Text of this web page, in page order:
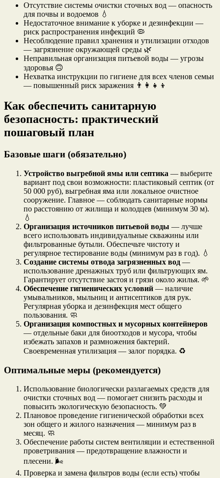
Отсутствие системы очистки сточных вод — опасность
для почвы и водоемов 💧
Недостаточное внимание к уборке и дезинфекции —
риск распространения инфекций 🦠
Несоблюдение правил хранения и утилизации отходов
— загрязнение окружающей среды 🌿
Неправильная организация питьевой воды — угрозы
здоровья 🙃
Нехватка инструкции по гигиене для всех членов семьи
— повышенный риск заражения 👨‍👩‍👧‍👦
Как обеспечить санитарную
безопасность: практический
пошаговый план
Базовые шаги (обязательно)
Устройство выгребной ямы или септика — выберите
вариант под свои возможности: пластиковый септик (от
50 000 руб), выгребная яма или локальное очистное
сооружение. Главное — соблюдать санитарные нормы
по расстоянию от жилища и колодцев (минимум 30 м).
💧
Организация источников питьевой воды — лучше
всего использовать индивидуальные скважины или
фильтрованные бутыли. Обеспечьте чистоту и
регулярное тестирование воды (минимум раз в год). 💧
Создание системы отвода загрязненных вод —
использование дренажных труб или фильтрующих ям.
Гарантирует отсутствие застоя и грязи около жилья. 🌱
Обеспечение гигиенических условий — наличие
умывальников, мыльниц и антисептиков для рук.
Регулярная уборка и дезинфекция мест общего
пользования. 🧼
Организация компостных и мусорных контейнеров
— отдельные баки для биоотходов и мусора, чтобы
избежать запахов и размножения бактерий.
Своевременная утилизация — залог порядка. ♻️
Оптимальные меры (рекомендуется)
Использование биологически разлагаемых средств для
очистки сточных вод — помогает снизить расходы и
повысить экологическую безопасность. 💚
Плановое проведение гигиенической обработки всех
зон общего и жилого назначения — минимум раз в
месяц. 🧼
Обеспечение работы систем вентиляции и естественной
проветривания — предотвращение влажности и
плесени. 🌬️
Проверка и замена фильтров воды (если есть) чтобы